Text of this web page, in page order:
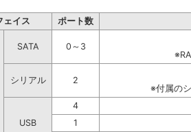
ェイス ポート数
SATA
0～3
シリアル
2
※付属の
USB
4
1